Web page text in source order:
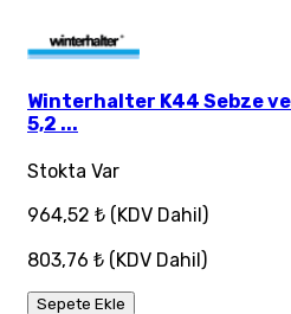
Winterhalter K44 Sebze
5,2 ...
Stokta Var
964,52 ₺ (KDV Dahil)
803,76 ₺ (KDV Dahil)
Sepete Ekle